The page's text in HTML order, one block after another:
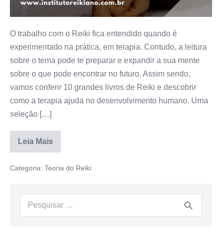
O trabalho com o Reiki fica entendido quando é
experimentado na prática, em terapia. Contudo, a leitura
sobre o tema pode te preparar e expandir a sua mente
sobre o que pode encontrar no futuro. Assim sendo,
vamos conferir 10 grandes livros de Reiki e descobrir
como a terapia ajuda no desenvolvimento humano. Uma
seleção […]
Leia Mais
Categoria: Teoria do Reiki